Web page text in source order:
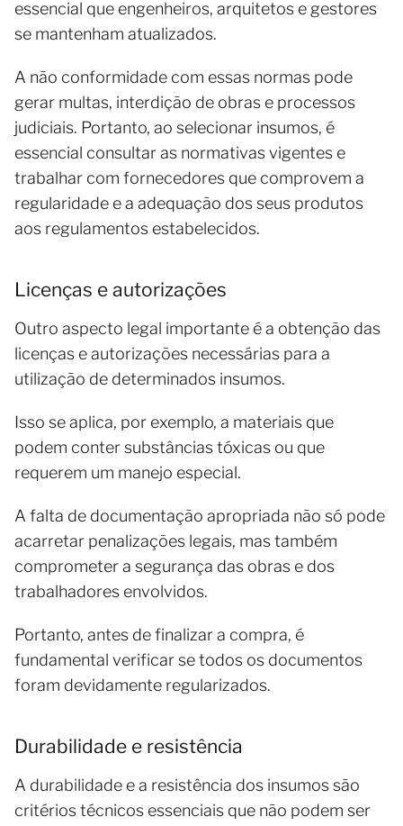
essencial que engenheiros, arquitetos e gestores
se mantenham atualizados.
A não conformidade com essas normas pode
gerar multas, interdição de obras e processos
judiciais. Portanto, ao selecionar insumos, é
essencial consultar as normativas vigentes e
trabalhar com fornecedores que comprovem a
regularidade e a adequação dos seus produtos
aos regulamentos estabelecidos.
Licenças e autorizações
Outro aspecto legal importante é a obtenção das
licenças e autorizações necessárias para a
utilização de determinados insumos.
Isso se aplica, por exemplo, a materiais que
podem conter substâncias tóxicas ou que
requerem um manejo especial.
A falta de documentação apropriada não só pode
acarretar penalizações legais, mas também
comprometer a segurança das obras e dos
trabalhadores envolvidos.
Portanto, antes de finalizar a compra, é
fundamental verificar se todos os documentos
foram devidamente regularizados.
Durabilidade e resistência
A durabilidade e a resistência dos insumos são
critérios técnicos essenciais que não podem ser